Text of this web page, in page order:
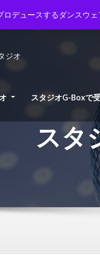
info@gbox-tango.com
ジオ
スタジオG-Boxで
スタ
ロデュースするダンスウ